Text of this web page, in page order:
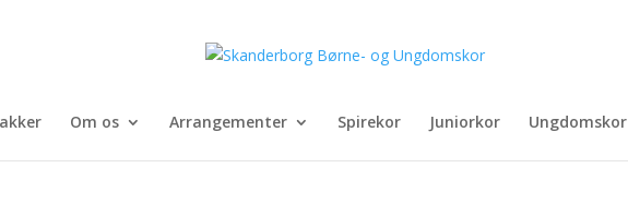
Om os Arrangementer Spirekor Juniorkor Ungdomskor